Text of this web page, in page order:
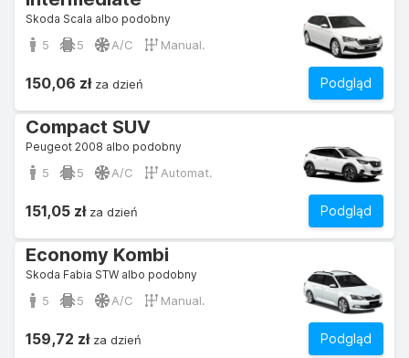
Skoda Scala albo podobny
5 5 A/C Manual.
Podgląd
150,06 złza dzień
Compact SUV
Peugeot 2008 albo podobny
5 5 A/C Automat.
Podgląd
151,05 złza dzień
Economy Kombi
Skoda Fabia STW albo podobny
5 5 A/C Manual.
Podgląd
159,72 złza dzień